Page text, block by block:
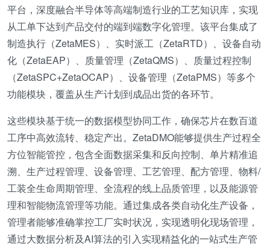
平台，深度融合半导体等高端制造行业的工艺知识库，实现
从工单下达到产品交付的端到端数字化管理。该平台集成了
制造执行（ZetaMES）、实时派工（ZetaRTD）、设备自动
化（ZetaEAP）、质量管理（ZetaQMS）、质量过程控制
（ZetaSPC+ZetaOCAP）、设备管理（ZetaPMS）等多个
功能模块，覆盖从生产计划到成品出货的各环节。
这些模块基于统一的数据模型协同工作，确保芯片在数百道
工序中高效流转、稳定产出。ZetaDMO能够提供生产过程全
方位智能管控，包含全面数据采集和反向控制、单片精准追
溯、生产过程管理、设备管理、工艺管理、配方管理、物料/
工装全生命周期管理、全流程的线上品质管理，以及能源管
理和智能物流管理等功能。通过集成各类自动化生产设备，
管理者能够准确掌控工厂实时状况，实现透明化现场管理，
通过大数据分析及AI算法的引入实现精益化的一站式生产管